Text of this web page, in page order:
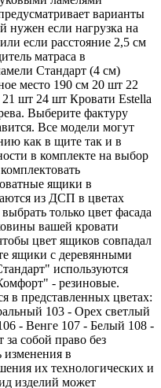
варианты
нужен если нагрузка на
если расстояние 2,5 см
матраса в
Стандарт (4 см)
место 190 см 20 шт 22
шт 24 шт Кровати Estella
Выберите фактуру
Все модели могут
как в щите так и в
в комплекте на выбор
ящики в
из ДСП в цветах
только цвет фасада
вашей кровати
цвет ящиков совпадал
ящики с деревянными
используются
- резиновые.
в представленных цветах:
103 - Орех светлый
- Венге 107 - Белый 108 -
собой право без
изменения в
их технологических и
изделий может